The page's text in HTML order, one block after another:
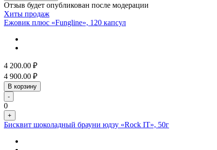
Отзыв будет опубликован после модерации
Хиты продаж
Ежовик плюс «Fungline», 120 капсул
4 200.00 ₽
4 900.00 ₽
В корзину
-
0
+
Бисквит шоколадный брауни юдзу «Rock IT», 50г